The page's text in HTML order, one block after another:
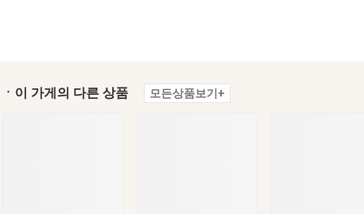
ㆍ이 가게의 다른 상품 모든상품보기+